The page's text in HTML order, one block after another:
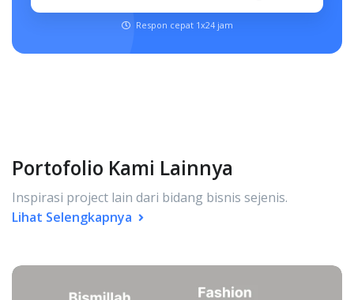
Respon cepat 1x24 jam
Portofolio Kami Lainnya
Inspirasi project lain dari bidang bisnis sejenis.
Lihat Selengkapnya